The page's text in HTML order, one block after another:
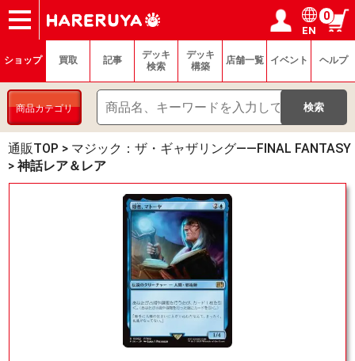
ショップ
買取
記事
デッキ検索
デッキ構築
選手一覧
店舗一覧
イベント
ヘルプ
お問い合わせ ログイン／会員登録
マイページ
EN
0
ショップ 買取 記事
デッキ
検索
デッキ
構築
店舗一覧 イベント ヘルプ
商品カテゴリ
通販TOP > マジック：ザ・ギャザリング——FINAL FANTASY
> 神話レア＆レア